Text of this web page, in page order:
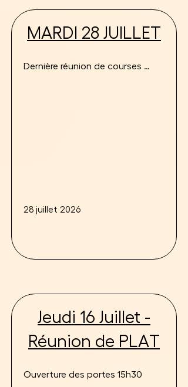
MARDI 28 JUILLET
Dernière réunion de courses
28 juillet 2026
Jeudi 16 Juillet -
Réunion de PLAT
Ouverture des portes 15h30